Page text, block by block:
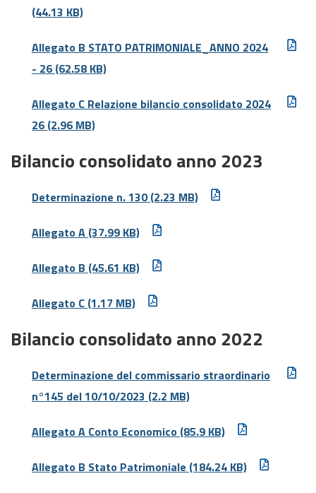
(44.13 KB)
Allegato B STATO PATRIMONIALE_ANNO 2024
- 26 (62.58 KB)
Allegato C Relazione bilancio consolidato 2024
26 (2.96 MB)
Bilancio consolidato anno 2023
Determinazione n. 130(2.23 MB)
Allegato A (37.99 KB)
Allegato B (45.61 KB)
Allegato C (1.17 MB)
Bilancio consolidato anno 2022
Determinazione del commissario straordinario
n°145 del 10/10/2023 (2.2 MB)
Allegato A Conto Economico (85.9 KB)
Allegato B Stato Patrimoniale (184.24 KB)